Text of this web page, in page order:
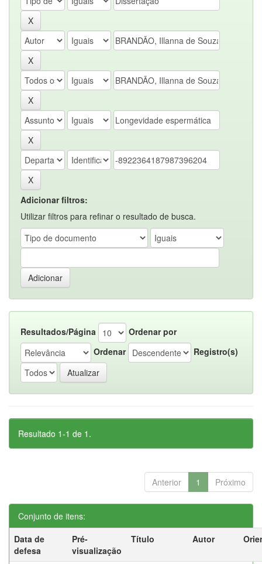
Adicionar filtros:
Utilizar filtros para refinar o resultado de busca.
Resultados/Página
Ordenar por
Ordenar
Registro(s)
Resultado 1-1 de 1.
Anterior 1 Próximo
Conjunto de itens:
Data de
defesa
Pré-
visualização
Título Autor